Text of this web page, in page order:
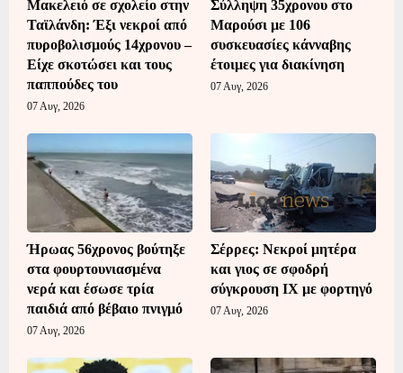
Μακελειό σε σχολείο στην
Ταϊλάνδη: Έξι νεκροί από
πυροβολισμούς 14χρονου –
Είχε σκοτώσει και τους
παππούδες του
07 Αυγ, 2026
Σύλληψη 35χρονου στο
Μαρούσι με 106
συσκευασίες κάνναβης
έτοιμες για διακίνηση
07 Αυγ, 2026
Ήρωας 56χρονος βούτηξε
στα φουρτουνιασμένα
νερά και έσωσε τρία
παιδιά από βέβαιο πνιγμό
07 Αυγ, 2026
Σέρρες: Νεκροί μητέρα
και γιος σε σφοδρή
σύγκρουση ΙΧ με φορτηγό
07 Αυγ, 2026